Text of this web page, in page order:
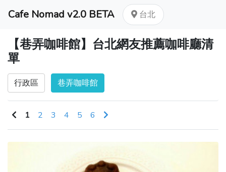
Cafe Nomad v2.0 BETA 台北
【巷弄咖啡館】台北網友推薦咖啡廳清
單
行政區 巷弄咖啡館
1 2 3 4 5 6